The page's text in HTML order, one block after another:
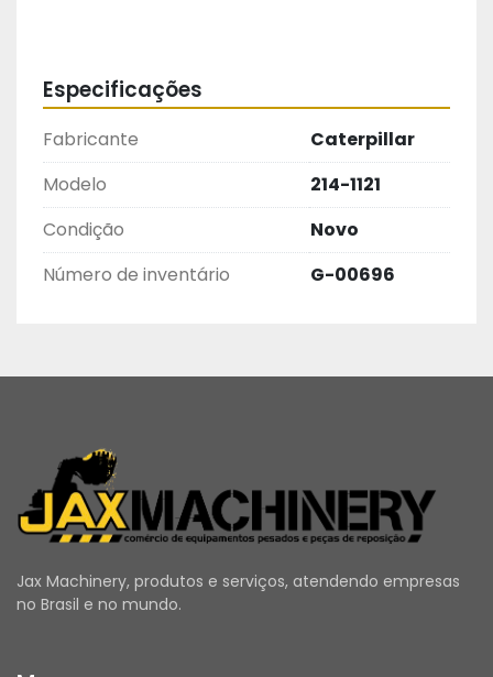
Especificações
Fabricante
Caterpillar
Modelo
214-1121
Condição
Novo
Número de inventário
G-00696
Jax Machinery, produtos e serviços, atendendo empresas
no Brasil e no mundo.